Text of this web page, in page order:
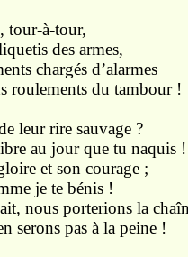
à-tour,
des armes,
d’alarmes
du tambour !
leur rire sauvage ?
au jour que tu naquis !
et son courage ;
je te bénis !
nous porterions la
pas à la peine !